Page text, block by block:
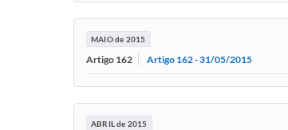
MAIO de 2015
Artigo 162 Artigo 162 - 31/05/2015
ABRIL de 2015